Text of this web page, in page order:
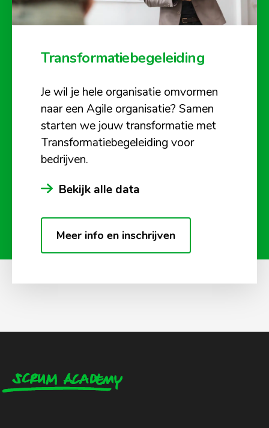
Transformatiebegeleiding
Je wil je hele organisatie omvormen
naar een Agile organisatie? Samen
starten we jouw transformatie met
Transformatiebegeleiding voor
bedrijven.
Bekijk alle data
Meer info en inschrijven